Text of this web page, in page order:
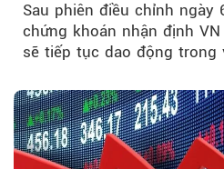
Sau phiên điều chỉnh ngày
chứng khoán nhận định
sẽ tiếp tục dao động